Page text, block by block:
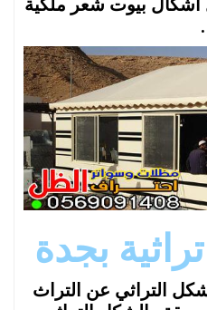
.
بجدة
التراثي عن التراث